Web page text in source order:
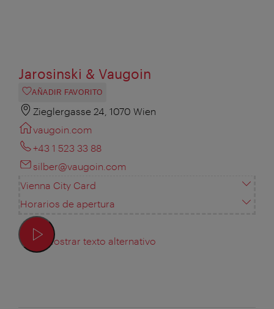
Jarosinski & Vaugoin
AÑADIR FAVORITO
Zieglergasse 24, 1070 Wien
vaugoin.com
+43 1 523 33 88
silber@vaugoin.com
Vienna City Card
Horarios de apertura
Mostrar texto alternativo